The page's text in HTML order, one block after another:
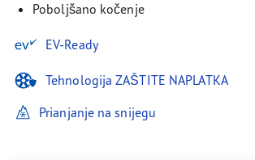
Poboljšano kočenje
EV-Ready
Tehnologija ZAŠTITE NAPLATKA
Prianjanje na snijegu